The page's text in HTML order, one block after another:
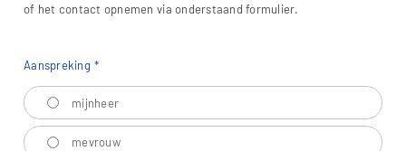
of het contact opnemen via onderstaand formulier.
Aanspreking
mijnheer
mevrouw